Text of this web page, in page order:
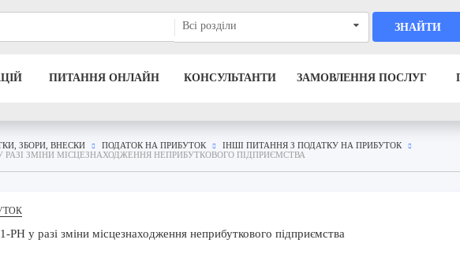
Всі розділи ЗНАЙТИ
ПИТАННЯ ОНЛАЙН КОНСУЛЬТАНТИ ЗАМОВЛЕННЯ ПОСЛУГ
ЗБОРИ, ВНЕСКИ ПОДАТОК НА ПРИБУТОК
ІНШІ ПИТАННЯ З ПОДАТКУ НА ПРИБУТОК
ЗМІНИ МІСЦЕЗНАХОДЖЕННЯ НЕПРИБУТКОВОГО ПІДПРИЄМСТВА
у разі зміни місцезнаходження неприбуткового підприємства